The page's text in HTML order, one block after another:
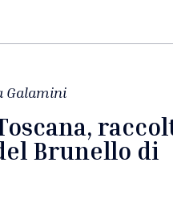
Galamini
Brunello di